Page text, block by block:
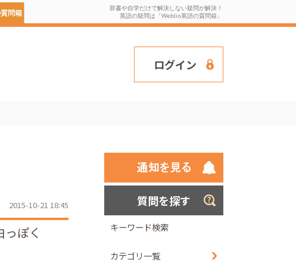
問箱
辞書や自学だけで解決しない疑問が解決！
英語の疑問は「Weblio英語の質問箱」
ログイン
2015-10-21 18:45
っぽく
質問を探す
キーワード検索
カテゴリ一覧